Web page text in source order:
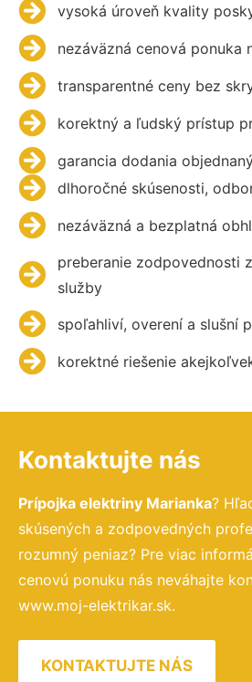
vysoká úroveň kvality
nezáväzná cenová ponuka
transparentné ceny bez
korektný a ľudský prístup
garancia dodania
dlhoročné skúsenosti,
nezáväzná a bezplatná
preberanie zodpovednosti
služby
spoľahliví, overení a slušní
korektné riešenie
Kontaktujte nás
Prípojka elektriny Marianka?
skúsených a zodpovedných
rozumný peniaz? Pre viac
cenovú ponuku nás neváhajte
www.moj-elektrikar.sk.
KONTAKTUJTE NÁS